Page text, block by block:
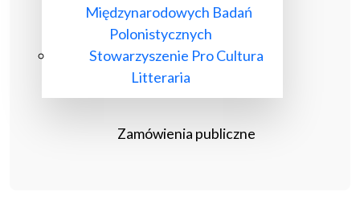
Międzynarodowych Badań
Polonistycznych
Stowarzyszenie Pro Cultura
Litteraria
Zamówienia publiczne